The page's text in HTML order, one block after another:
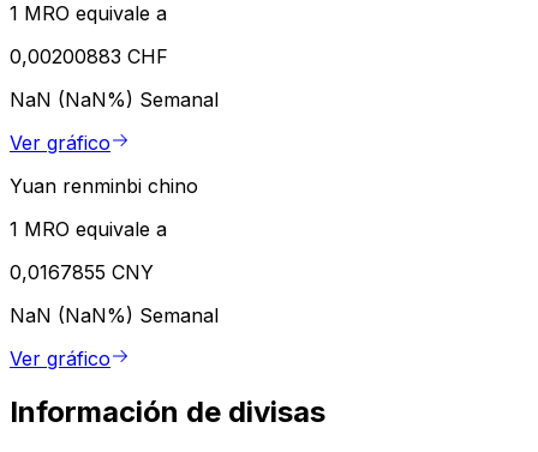
1 MRO equivale a
0,00200883 CHF
NaN (NaN%) Semanal
Ver gráfico
Yuan renminbi chino
1 MRO equivale a
0,0167855 CNY
NaN (NaN%) Semanal
Ver gráfico
Información de divisas